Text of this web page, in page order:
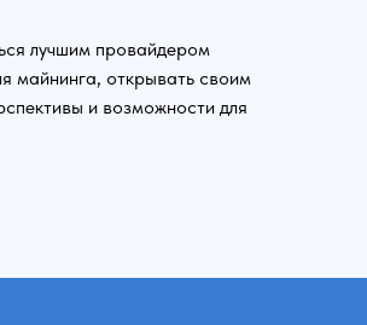
лучшим провайдером
майнинга, открывать своим
и возможности для